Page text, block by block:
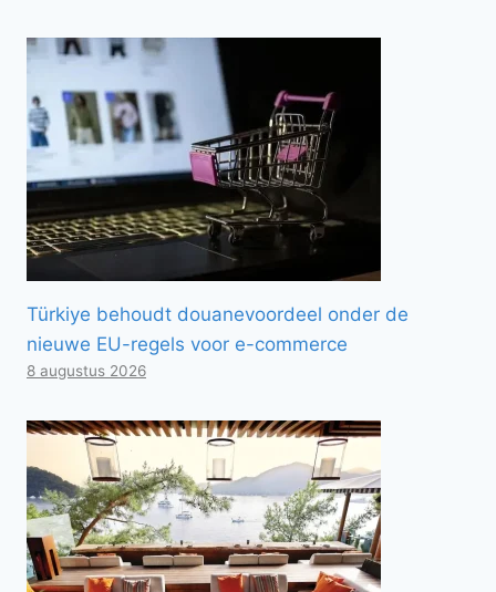
Türkiye behoudt douanevoordeel onder de
nieuwe EU-regels voor e-commerce
8 augustus 2026